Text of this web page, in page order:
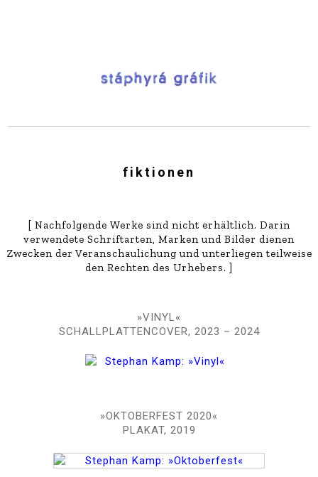
fiktionen
[ Nachfolgende Werke sind nicht erhältlich. Darin
verwendete Schriftarten, Marken und Bilder dienen
Zwecken der Veranschaulichung und unterliegen teilweise
den Rechten des Urhebers. ]
»VINYL«
SCHALLPLATTENCOVER, 2023 – 2024
»OKTOBERFEST 2020«
PLAKAT, 2019